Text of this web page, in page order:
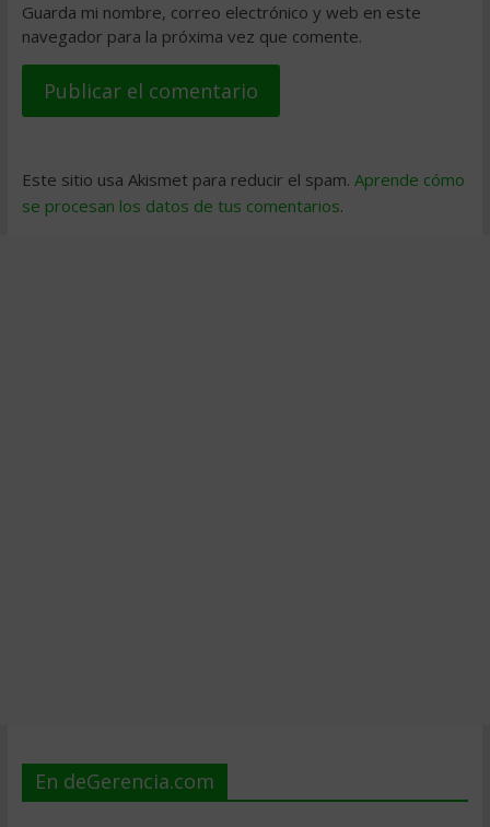
Guarda mi nombre, correo electrónico y web en este
navegador para la próxima vez que comente.
Este sitio usa Akismet para reducir el spam. Aprende cómo
se procesan los datos de tus comentarios.
En deGerencia.com